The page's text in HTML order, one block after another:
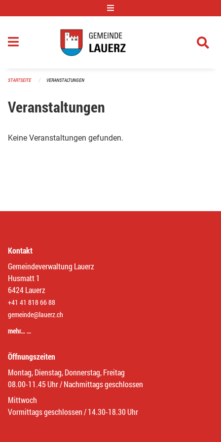
STARTSEITE VERANSTALTUNGEN
Veranstaltungen
Keine Veranstaltungen gefunden.
Kontakt
Gemeindeverwaltung Lauerz
Husmatt 1
6424 Lauerz
+41 41 818 66 88
gemeinde@lauerz.ch
mehr… …
Öffnungszeiten
Montag, Dienstag, Donnerstag, Freitag
08.00-11.45 Uhr / Nachmittags geschlossen
Mittwoch
Vormittags geschlossen / 14.30-18.30 Uhr